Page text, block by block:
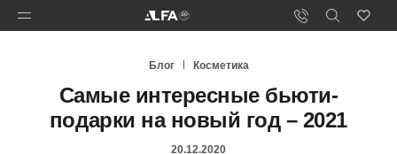
Блог Косметика
Самые интересные бьюти-
подарки на новый год – 2021
20.12.2020